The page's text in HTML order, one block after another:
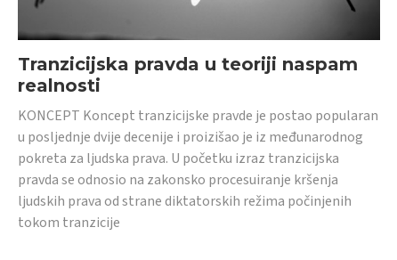
Tranzicijska pravda u teoriji naspam
realnosti
KONCEPT Koncept tranzicijske pravde je postao popularan
u posljednje dvije decenije i proizišao je iz međunarodnog
pokreta za ljudska prava. U početku izraz tranzicijska
pravda se odnosio na zakonsko procesuiranje kršenja
ljudskih prava od strane diktatorskih režima počinjenih
tokom tranzicije